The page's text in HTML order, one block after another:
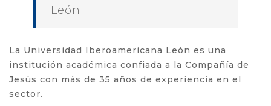
León
La Universidad Iberoamericana León es una
institución académica confiada a la Compañía de
Jesús con más de 35 años de experiencia en el
sector.